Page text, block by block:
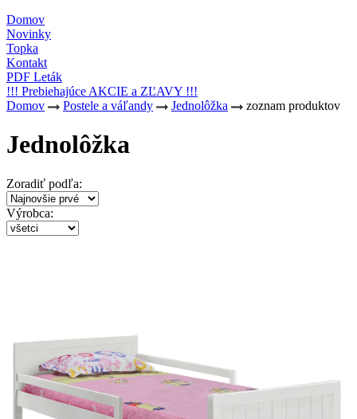
Domov
Novinky
Topka
Kontakt
PDF Leták
!!! Prebiehajúce AKCIE a ZĽAVY !!!
Domov
Postele a váľandy Jednolôžka zoznam produktov
Jednolôžka
Zoradiť podľa:
Výrobca: